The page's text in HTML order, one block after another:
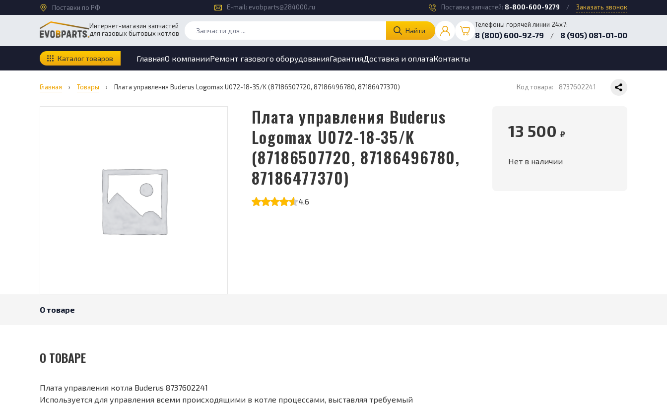
Поставки по РФ E-mail: evobparts@284000.ru Поставка запчастей: 8-800-600-9279 / Заказать звонок
Интернет-магазин запчастей
для газовых бытовых котлов
Найти
Телефоны горячей линии 24х7:
8 (800) 600-92-79 / 8 (905) 081-01-00
Каталог товаров ГлавнаяО компанииРемонт газового оборудованияГарантияДоставка и оплатаКонтакты
Главная › Товары › Плата управления Buderus Logomax U072-18-35/K (87186507720, 87186496780, 87186477370) Код товара: 8737602241
Плата управления Buderus
Logomax U072-18-35/K
(87186507720, 87186496780,
87186477370)
4.6
13 500 ₽
Нет в наличии
О товаре
О ТОВАРЕ
Плата управления котла Buderus 8737602241
Используется для управления всеми происходящими в котле процессами, выставляя требуемый